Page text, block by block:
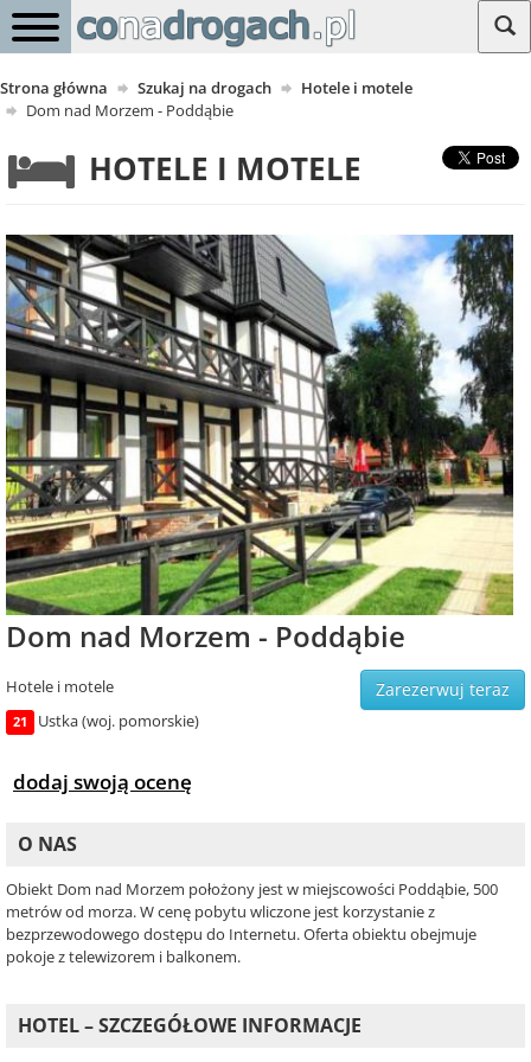
Strona główna Szukaj na drogach
Hotele i motele
Dom nad Morzem - Poddąbie
HOTELE I MOTELE
Dom nad Morzem - Poddąbie
Zarezerwuj teraz
Hotele i motele
21 Ustka (woj. pomorskie)
dodaj swoją ocenę
O NAS
Obiekt Dom nad Morzem położony jest w miejscowości Poddąbie, 500
metrów od morza. W cenę pobytu wliczone jest korzystanie z
bezprzewodowego dostępu do Internetu. Oferta obiektu obejmuje
pokoje z telewizorem i balkonem.
HOTEL – SZCZEGÓŁOWE INFORMACJE